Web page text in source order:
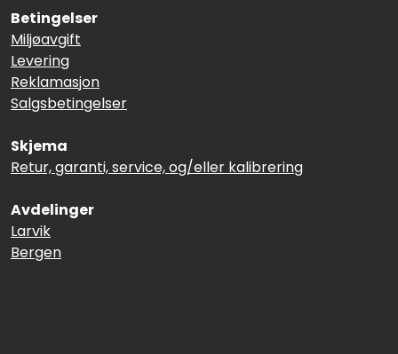
Betingelser
Miljøavgift
Levering
Reklamasjon
Salgsbetingelser
Skjema
Retur, garanti, service, og/eller kalibrering
Avdelinger
Larvik
Bergen